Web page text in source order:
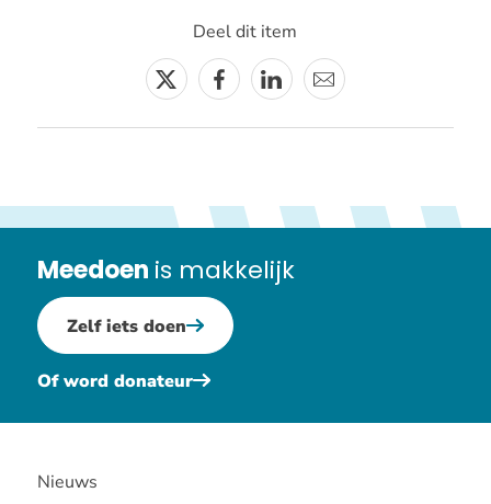
Deel dit item
TwitterFacebookLinkedin
E-
Meedoen is makkelijk
Zelf iets doen
Of word donateur
Nieuws